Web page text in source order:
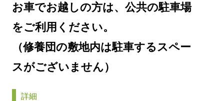
お車でお越しの方は、公共の駐車場
をご利用ください。
（修養団の敷地内は駐車するスペー
スがございません）
詳細